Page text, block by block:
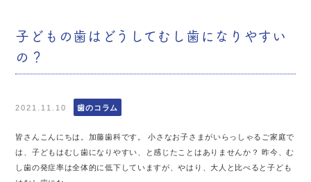
子どもの歯はどうしてむし歯になりやすい
の？
2021.11.10 歯のコラム
皆さんこんにちは。加藤歯科です。 小さなお子さまがいらっしゃるご家庭で
は、子どもはむし歯になりやすい、と感じたことはありませんか？ 昨今、む
し歯の発症率は全体的に低下していますが、やはり、大人と比べると子ども